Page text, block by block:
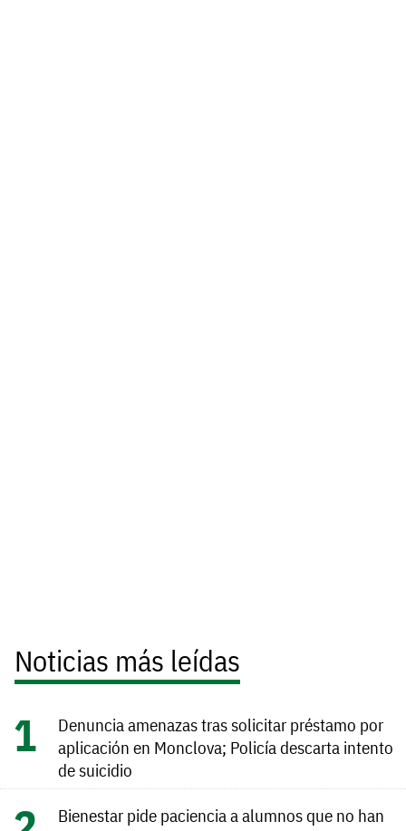
Noticias más leídas
Denuncia amenazas tras solicitar préstamo por
aplicación en Monclova; Policía descarta intento
de suicidio
Bienestar pide paciencia a alumnos que no han